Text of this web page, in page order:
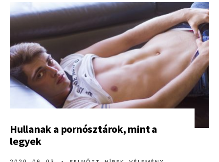
Hullanak a pornósztárok, mint a
legyek